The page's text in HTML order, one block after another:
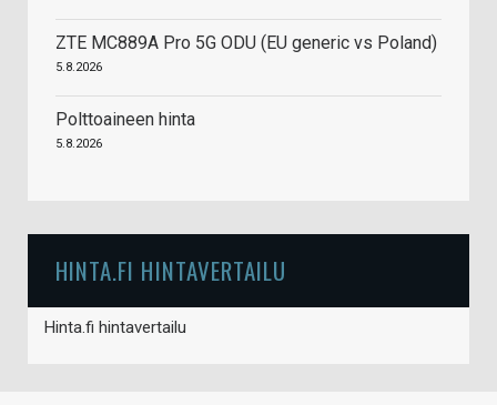
ZTE MC889A Pro 5G ODU (EU generic vs Poland)
5.8.2026
Polttoaineen hinta
5.8.2026
HINTA.FI HINTAVERTAILU
Hinta.fi hintavertailu